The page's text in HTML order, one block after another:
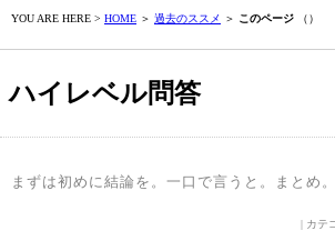
YOU ARE HERE > HOME ＞ 過去のススメ ＞ このページ （）
ハイレベル問答
まずは初めに結論を。一口で言うと。まとめ。
| カテ